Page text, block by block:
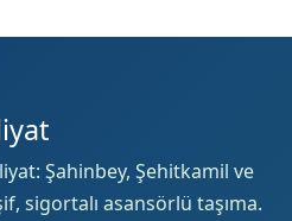
Şahinbey, Şehitkamil ve
sigortalı asansörlü taşıma.